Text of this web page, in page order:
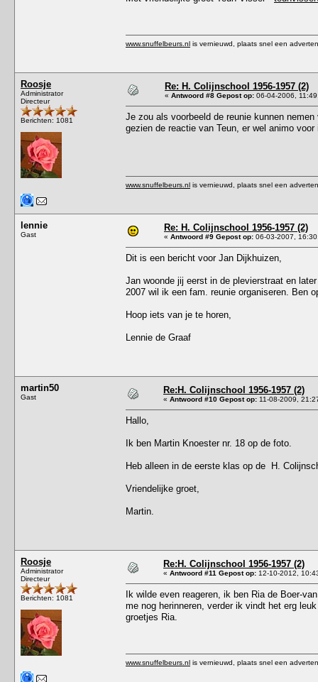
www.snuffelbeurs.nl is vernieuwd, plaats snel een
Roosje
Administrator
Directeur
Berichten: 1081
Re: H. Colijnschool 1956-1957 (2)
« Antwoord #8 Gepost op: 06-04-2006,
Je zou als voorbeeld de reunie kunnen
gezien de reactie van Teun, er wel animo
www.snuffelbeurs.nl is vernieuwd, plaats snel een
lennie
Gast
Re: H. Colijnschool 1956-1957 (2)
« Antwoord #9 Gepost op: 06-03-2007,
Dit is een bericht voor Jan Dijkhuizen,
Jan woonde jij eerst in de plevierstraat en
2007 wil ik een fam. reunie organiseren. Ben
Hoop iets van je te horen,
Lennie de Graaf
martin50
Gast
Re:H. Colijnschool 1956-1957 (2)
« Antwoord #10 Gepost op: 11-08-2009,
Hallo,
Ik ben Martin Knoester nr. 18 op de foto.
Heb alleen in de eerste klas op de H.
Vriendelijke groet,
Martin.
Roosje
Administrator
Directeur
Berichten: 1081
Re:H. Colijnschool 1956-1957 (2)
« Antwoord #11 Gepost op: 12-10-2012,
Ik wilde even reageren, ik ben Ria de Boer-
me nog herinneren, verder ik vindt het erg
groetjes Ria.
www.snuffelbeurs.nl is vernieuwd, plaats snel een